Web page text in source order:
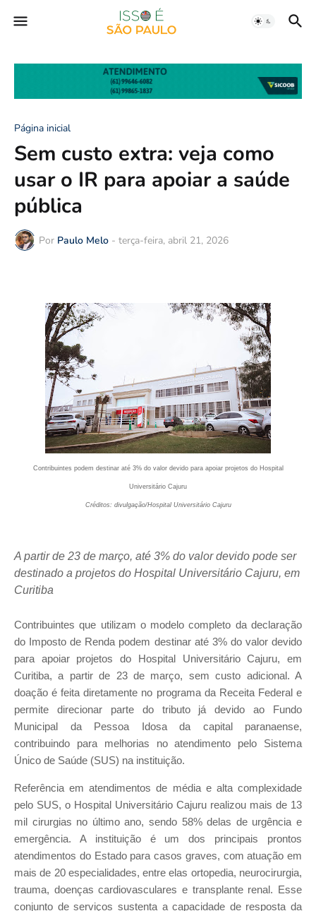
Página inicial
Sem custo extra: veja como
usar o IR para apoiar a saúde
pública
Por Paulo Melo - terça-feira, abril 21, 2026
Contribuintes podem destinar até 3% do valor devido para apoiar projetos do Hospital
Universitário Cajuru
Créditos: divulgação/Hospital Universitário Cajuru
A partir de 23 de março, até 3% do valor devido pode ser
destinado a projetos do Hospital Universitário Cajuru, em
Curitiba
Contribuintes que utilizam o modelo completo da declaração
do Imposto de Renda podem destinar até 3% do valor devido
para apoiar projetos do Hospital Universitário Cajuru, em
Curitiba, a partir de 23 de março, sem custo adicional. A
doação é feita diretamente no programa da Receita Federal e
permite direcionar parte do tributo já devido ao Fundo
Municipal da Pessoa Idosa da capital paranaense,
contribuindo para melhorias no atendimento pelo Sistema
Único de Saúde (SUS) na instituição.
Referência em atendimentos de média e alta complexidade
pelo SUS, o Hospital Universitário Cajuru realizou mais de 13
mil cirurgias no último ano, sendo 58% delas de urgência e
emergência. A instituição é um dos principais prontos
atendimentos do Estado para casos graves, com atuação em
mais de 20 especialidades, entre elas ortopedia, neurocirurgia,
trauma, doenças cardiovasculares e transplante renal. Esse
conjunto de serviços sustenta a capacidade de resposta da